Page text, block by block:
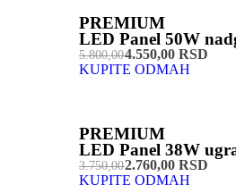
PREMIUM
LED Panel 50W
5.800,004.550,00 RSD
KUPITE ODMAH
PREMIUM
LED Panel 38W
3.750,002.760,00 RSD
KUPITE ODMAH